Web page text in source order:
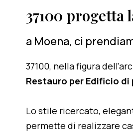
37100 progetta
a Moena, ci
37100, nella figura
Restauro per Edificio
Lo stile ricercato,
permette di realizzare